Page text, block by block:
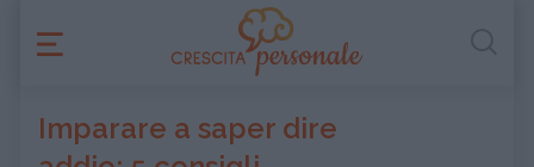
Imparare a saper dire